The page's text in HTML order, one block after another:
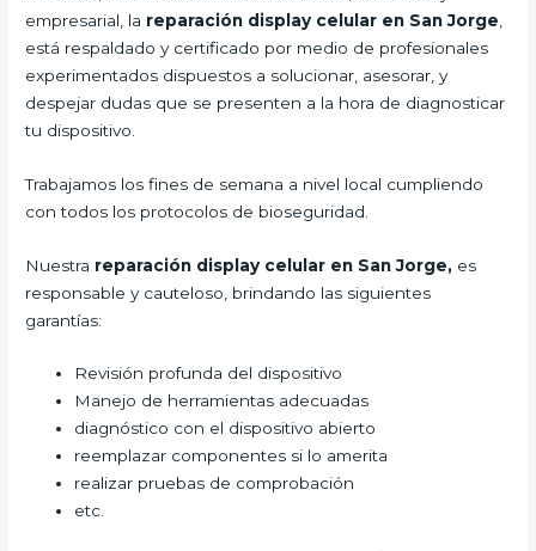
empresarial, la reparación display celular en San Jorge
está respaldado y certificado por medio de profesionales
experimentados dispuestos a solucionar, asesorar, y
despejar dudas que se presenten a la hora de diagnosticar
tu dispositivo.
Trabajamos los fines de semana a nivel local cumpliendo
con todos los protocolos de bioseguridad.
Nuestra reparación display celular en San Jorge, es
responsable y cauteloso, brindando las siguientes
garantías:
Revisión profunda del dispositivo
Manejo de herramientas adecuadas
diagnóstico con el dispositivo abierto
reemplazar componentes si lo amerita
realizar pruebas de comprobación
etc.